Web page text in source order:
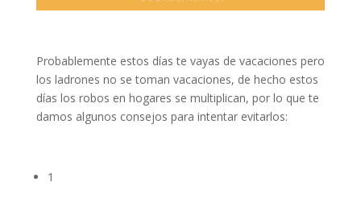
Probablemente estos días te vayas de vacaciones pero
los ladrones no se toman vacaciones, de hecho estos
días los robos en hogares se multiplican, por lo que te
damos algunos consejos para intentar evitarlos:
1